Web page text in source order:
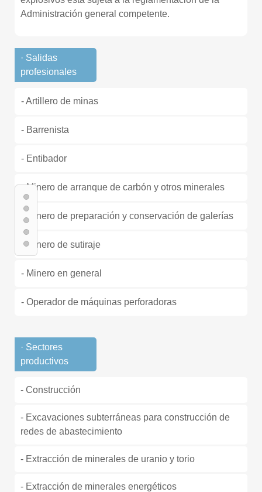
Administración general competente.
· Salidas
profesionales
- Artillero de minas
- Barrenista
- Entibador
- Minero de arranque de carbón y otros minerales
- Minero de preparación y conservación de galerías
- Minero de sutiraje
- Minero en general
- Operador de máquinas perforadoras
· Sectores
productivos
- Construcción
- Excavaciones subterráneas para construcción de
redes de abastecimiento
- Extracción de minerales de uranio y torio
- Extracción de minerales energéticos